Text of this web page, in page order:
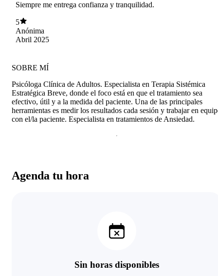
mismo para mi hijo. Y vaya que me ha ayudado,
sobre todo pensando en la salvajada que es la
vida moderna. Mientras más te conoce, más
sabe como despejar la maraña mental y lograr
Siempre me entrega confianza y tranquilidad.
5
Anónima
Abril 2025
Agenda tu hora
Sin horas disponibles
SOBRE MÍ
Psicóloga Clínica de Adultos. Especialista en Terapia Sistémica
Estratégica Breve, donde el foco está en que el tratamiento sea
efectivo, útil y a la medida del paciente. Una de las principales
herramientas es medir los resultados cada sesión y trabajar en
con el/la paciente. Especialista en tratamientos de Ansiedad.